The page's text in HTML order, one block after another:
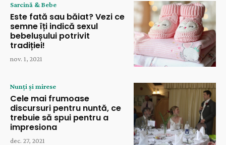
Sarcină & Bebe
Este fată sau băiat? Vezi ce
semne îți indică sexul
bebelușului potrivit
tradiției!
nov. 1, 2021
Nunți și mirese
Cele mai frumoase
discursuri pentru nuntă, ce
trebuie să spui pentru a
impresiona
dec. 27, 2021